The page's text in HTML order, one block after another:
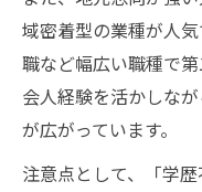
域密着型の業種が人
職など幅広い職種で
会人経験を活かしな
が広がっています。
注意点として、「学